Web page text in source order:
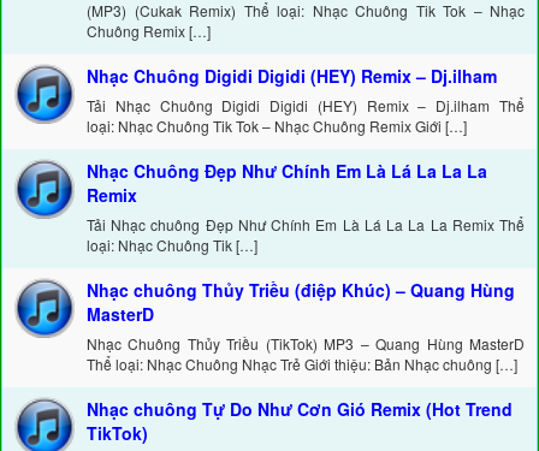
(MP3) (Cukak Remix) Thể loại: Nhạc Chuông Tik Tok – Nhạc
Chuông Remix […]
Nhạc Chuông Digidi Digidi (HEY) Remix – Dj.ilham
Tải Nhạc Chuông Digidi Digidi (HEY) Remix – Dj.ilham Thể
loại: Nhạc Chuông Tik Tok – Nhạc Chuông Remix Giới […]
Nhạc Chuông Đẹp Như Chính Em Là Lá La La La
Remix
Tải Nhạc chuông Đẹp Như Chính Em Là Lá La La La Remix Thể
loại: Nhạc Chuông Tik […]
Nhạc chuông Thủy Triều (điệp Khúc) – Quang Hùng
MasterD
Nhạc Chuông Thủy Triều (TikTok) MP3 – Quang Hùng MasterD
Thể loại: Nhạc Chuông Nhạc Trẻ Giới thiệu: Bản Nhạc chuông […]
Nhạc chuông Tự Do Như Cơn Gió Remix (Hot Trend
TikTok)